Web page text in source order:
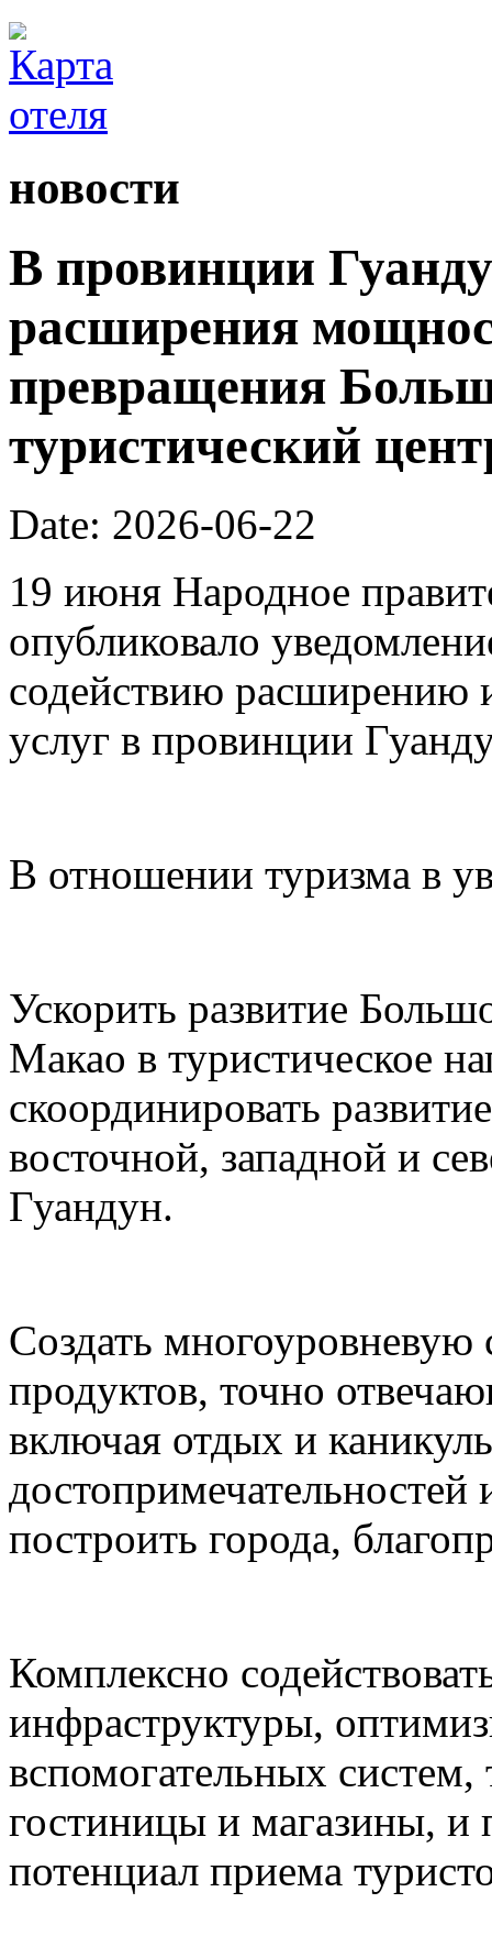
новости
В провинции
расширения
превращения
туристический
Date: 2026-06-22
19 июня Народное
опубликовало
содействию расширению
услуг в провинции
В отношении туризма в
Ускорить развитие
Макао в туристическое
скоординировать
восточной, западной и
Гуандун.
Создать многоуровневую
продуктов, точно
включая отдых и
построить города,
Комплексно
инфраструктуры,
вспомогательных
гостиницы и магазины, и
потенциал приема